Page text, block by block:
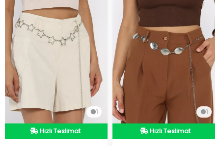
1
Hızlı Teslimat
1
Hızlı Teslimat